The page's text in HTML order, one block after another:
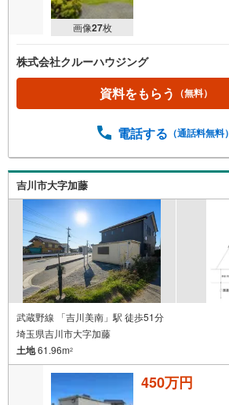
画像27枚
株式会社クルーハウジング
資料をもらう （無料）
電話する （通話料無料）
吉川市大字加藤
武蔵野線 「吉川美南」駅 徒歩51分
埼玉県吉川市大字加藤
土地61.96m2
450万円